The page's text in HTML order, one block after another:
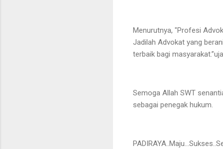
Menurutnya, "Profesi
Jadilah Advokat yang
terbaik bagi
Semoga Allah SWT
sebagai penegak hukum.